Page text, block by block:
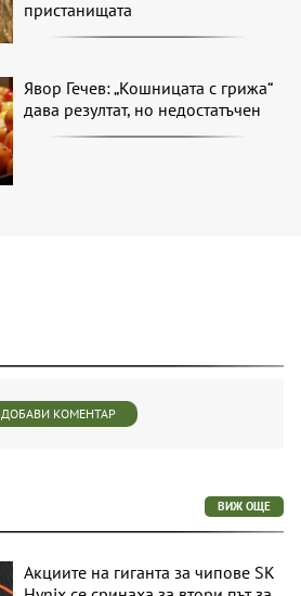
пристанищата
Явор Гечев: „Кошницата с грижа“
дава резултат, но недостатъчен
ДОБАВИ КОМЕНТАР
ВИЖ ОЩЕ
Акциите на гиганта за чипове SK